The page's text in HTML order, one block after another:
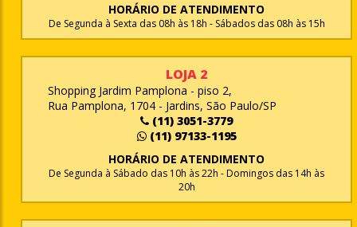
HORÁRIO DE ATENDIMENTO
De Segunda à Sexta das 08h às 18h - Sábados das 08h às 15h
LOJA 2
Shopping Jardim Pamplona - piso 2,
Rua Pamplona, 1704 - Jardins, São Paulo/SP
(11) 3051-3779
(11) 97133-1195
HORÁRIO DE ATENDIMENTO
De Segunda à Sábado das 10h às 22h - Domingos das 14h às
20h